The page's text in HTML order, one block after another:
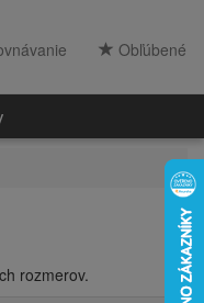
Obľúbené
rozmerov.